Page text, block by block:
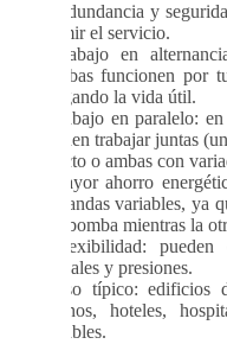
· Redundancia y
asumir el servicio.
· Trabajo en
bombas funcionen por
alargando la vida útil.
· Trabajo en paralelo:
pueden trabajar juntas
directo o ambas con
· Mayor ahorro
demandas variables, ya
una bomba mientras la
· Flexibilidad:
caudales y presiones.
· Uso típico: edificios
vecinos, hoteles,
variables.